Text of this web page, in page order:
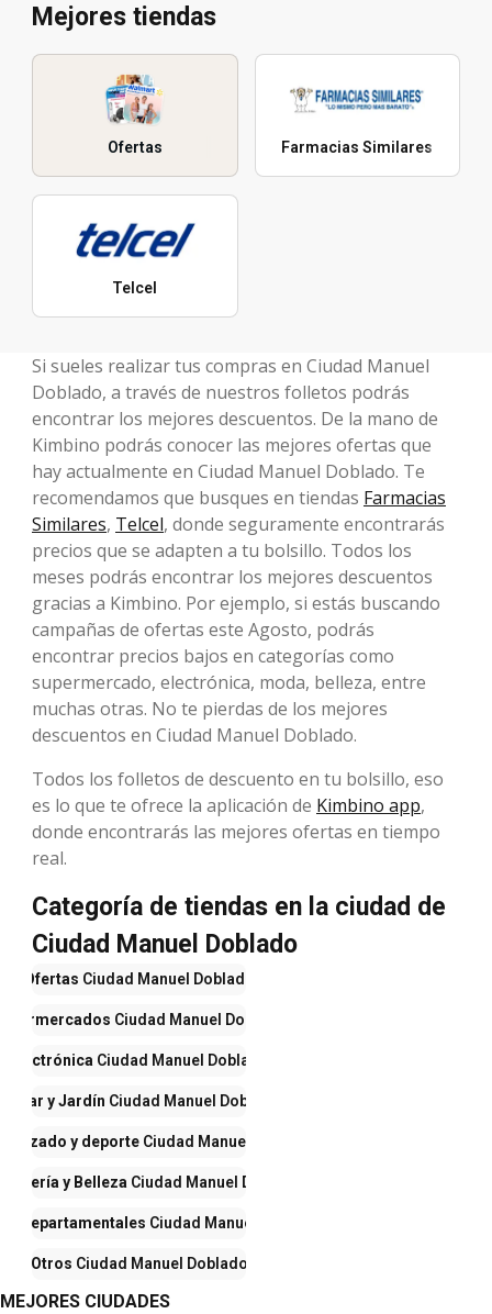
Mejores tiendas
Ofertas Farmacias Similares
Telcel
Si sueles realizar tus compras en Ciudad Manuel
Doblado, a través de nuestros folletos podrás
encontrar los mejores descuentos. De la mano de
Kimbino podrás conocer las mejores ofertas que
hay actualmente en Ciudad Manuel Doblado. Te
recomendamos que busques en tiendas Farmacias
Similares, Telcel, donde seguramente encontrarás
precios que se adapten a tu bolsillo. Todos los
meses podrás encontrar los mejores descuentos
gracias a Kimbino. Por ejemplo, si estás buscando
campañas de ofertas este Agosto, podrás
encontrar precios bajos en categorías como
supermercado, electrónica, moda, belleza, entre
muchas otras. No te pierdas de los mejores
descuentos en Ciudad Manuel Doblado.
Todos los folletos de descuento en tu bolsillo, eso
es lo que te ofrece la aplicación de Kimbino app,
donde encontrarás las mejores ofertas en tiempo
real.
Categoría de tiendas en la ciudad de
Ciudad Manuel Doblado
Ofertas Ciudad Manuel Doblado
Ciudad Manuel Doblado
Electrónica Ciudad Manuel Doblado
y Jardín Ciudad Manuel Doblado
calzado y deporte Ciudad Manuel Doblado
y Belleza Ciudad Manuel Doblado
Departamentales Ciudad Manuel Doblado
Otros Ciudad Manuel Doblado
MEJORES CIUDADES